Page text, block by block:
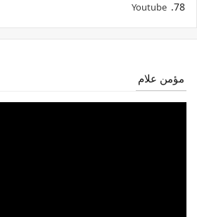
Youtube
مؤمن علام